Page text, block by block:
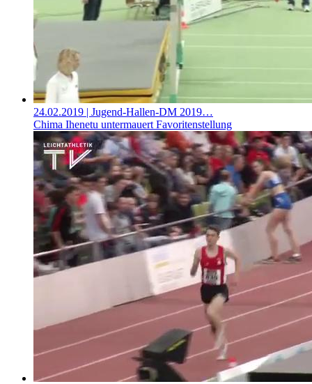
24.02.2019 | Jugend-Hallen-DM 2019…
Chima Ihenetu untermauert Favoritenstellung